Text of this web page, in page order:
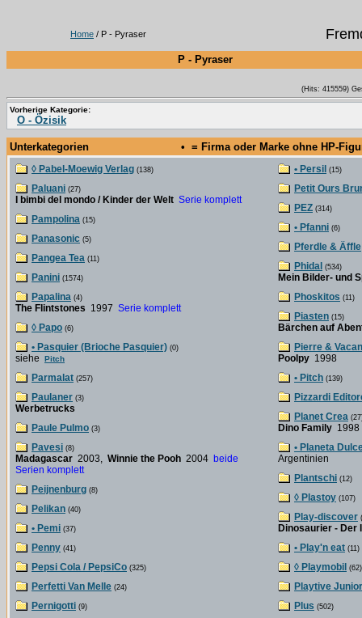
Home / P - Pyraser
P - Pyraser
(Hits: 415559)
Vorherige Kategorie:
O - Özisik
Unterkategorien • = Firma oder Marke ohne HP-
◊ Pabel-Moewig Verlag (138)
Paluani (27)
I bimbi del mondo / Kinder der Welt Serie komplett
Pampolina (15)
Panasonic (5)
Pangea Tea (11)
Panini (1574)
Papalina (4)
The Flintstones 1997 Serie komplett
◊ Papo (6)
• Pasquier (Brioche Pasquier) (0)
siehe Pitch
Parmalat (257)
Paulaner (3)
Werbetrucks
Paule Pulmo (3)
Pavesi (8)
Madagascar 2003, Winnie the Pooh 2004 beide
Serien komplett
Peijnenburg (8)
Pelikan (40)
• Pemi (37)
Penny (41)
Pepsi Cola / PepsiCo (325)
Perfetti Van Melle (24)
Pernigotti (9)
• Persil (15)
Petit Ours
PEZ (314)
• Pfanni (6)
Pferdle & Äffle
Phidal (534)
Mein Bilder- und
Phoskitos (11)
Piasten (15)
Bärchen auf
Pierre &
Poolpy 1998
• Pitch (139)
Pizzardi
Planet Crea
Dino Family
• Planeta
Argentinien
Plantschi (12)
◊ Plastoy (107)
Play-discover
Dinosaurier - Der
• Play'n eat (11)
◊ Playmobil (62)
Playtive Junior
Plus (502)